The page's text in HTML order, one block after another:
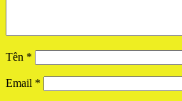
Tên *
Email *